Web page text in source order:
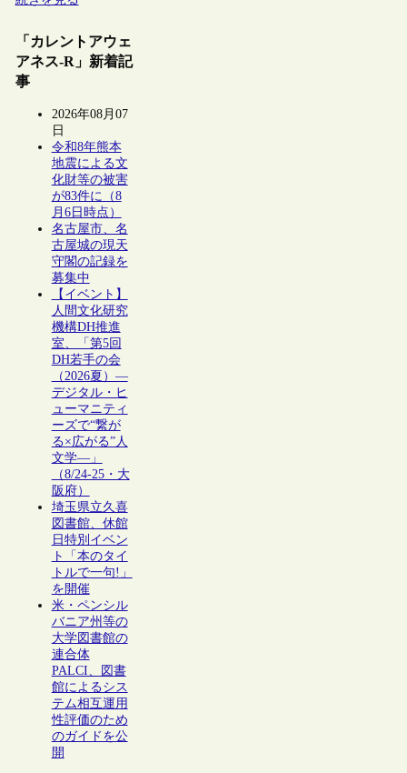
「カレントアウェ
アネス-R」新着記
事
2026年08月07
日
令和8年熊本
地震による文
化財等の被害
が83件に（8
月6日時点）
名古屋市、名
古屋城の現天
守閣の記録を
募集中
【イベント】
人間文化研究
機構DH推進
室、「第5回
DH若手の会
（2026夏）―
デジタル・ヒ
ューマニティ
ーズで“繋が
る×広がる”人
文学―」
（8/24-25・大
阪府）
埼玉県立久喜
図書館、休館
日特別イベン
ト「本のタイ
トルで一句!」
を開催
米・ペンシル
バニア州等の
大学図書館の
連合体
PALCI、図書
館によるシス
テム相互運用
性評価のため
のガイドを公
開